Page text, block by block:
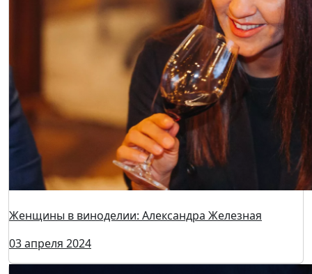
Выход в свет новой книги Евгении Озерной:
развенчивание мифов о российском виноделии
05 апреля 2024